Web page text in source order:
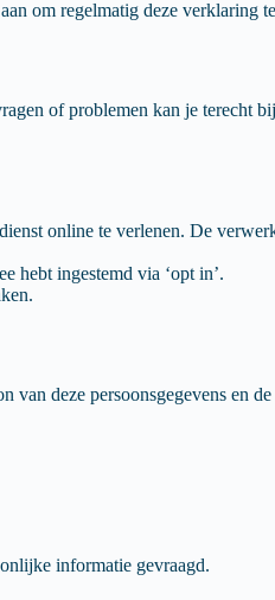
om regelmatig deze verklaring
of problemen kan je terecht bij
online te verlenen. De
hebt ingestemd via ‘opt in’.
deze persoonsgegevens en de
informatie gevraagd.